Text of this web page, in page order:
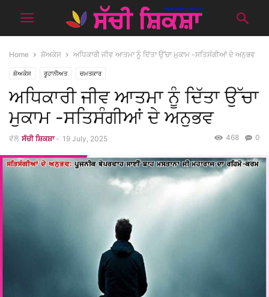
Home ਸ਼ੋਅਕੇਸ ਅਧਿਕਾਰੀ ਜੀਵ ਆਤਮਾ ਨੂੰ ਦਿੱਤਾ ਉੱਚਾ ਮੁਕਾਮ -ਸਤਿਸੰਗੀਆਂ ਦੇ ਅਨੁਭਵ
ਸ਼ੋਅਕੇਸ ਰੂਹਾਨੀਅਤ ਚਮਤਕਾਰ
ਅਧਿਕਾਰੀ ਜੀਵ ਆਤਮਾ ਨੂੰ ਦਿੱਤਾ ਉੱਚਾ
ਮੁਕਾਮ -ਸਤਿਸੰਗੀਆਂ ਦੇ ਅਨੁਭਵ
ਵੱਲੋ ਸੱਚੀ ਸ਼ਿਕਸ਼ਾ - 19 July, 2025 0
468